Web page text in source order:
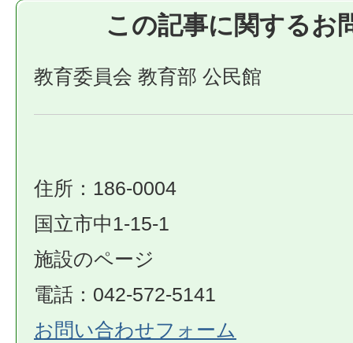
この記事に関するお
教育委員会 教育部 公民館
住所：186-0004
国立市中1-15-1
施設のページ
電話：042-572-5141
お問い合わせフォーム